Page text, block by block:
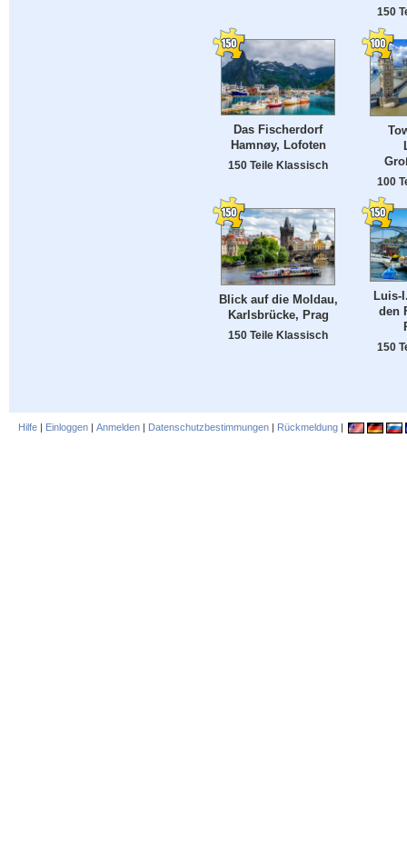
150
Das Fischerdorf
Hamnøy, Lofoten
150 Teile Klassisch
100
Blick auf die Moldau,
Karlsbrücke, Prag
150 Teile Klassisch
Luis-
den
150
Hilfe | Einloggen | Anmelden | Datenschutzbestimmungen | Rückmeldung |